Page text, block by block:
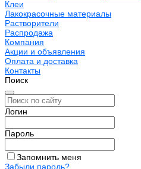
Клеи
Лакокрасочные материалы
Растворители
Распродажа
Компания
Акции и объявления
Оплата и доставка
Контакты
Поиск
Логин
Пароль
Запомнить меня
Забыли пароль?